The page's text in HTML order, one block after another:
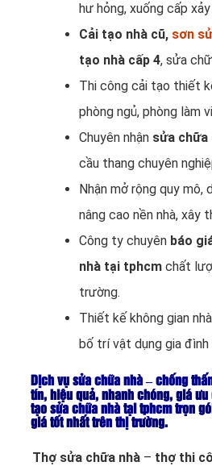
hư hỏng, xuống cấp
Cải tạo nhà cũ, sơn
tạo nhà cấp 4, sửa
Thi công cải tạo thiết
phòng ngủ, phòng làm
Chuyên nhận sửa chữa
cầu thang chuyên
Nhận mở rộng quy mô,
nâng cao nền nhà, xây
Công ty chuyên báo
nhà tại tphcm chất
trường.
Thiết kế không gian
bố trí vật dụng gia đình
Dịch vụ sửa chữa nhà – chống
tín, hiệu quả, nhanh chóng, giá ưu
tạo sửa chữa nhà tại tphcm trọn
giá tốt nhất trên thị trường.
Thợ sửa chữa nhà – thợ thi